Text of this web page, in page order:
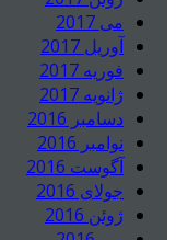
می 2017
آوریل 2017
فوریه 2017
ژانویه 2017
دسامبر 2016
نوامبر 2016
آگوست 2016
جولای 2016
ژوئن 2016